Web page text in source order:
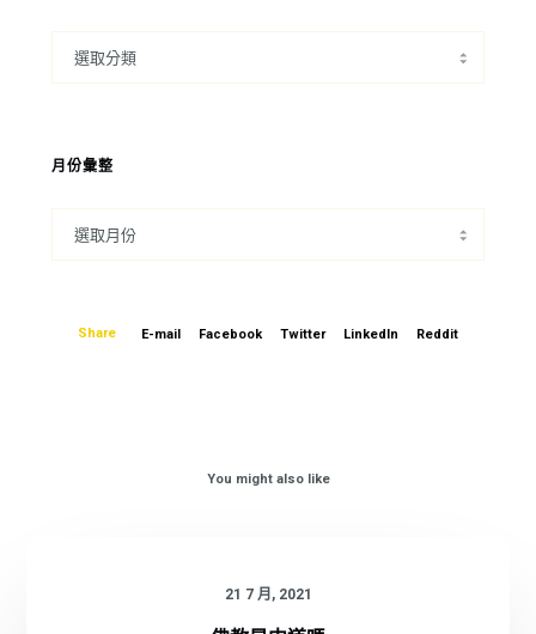
月份彙整
Share E-mail Facebook Twitter LinkedIn Reddit
You might also like
21 7 月, 2021